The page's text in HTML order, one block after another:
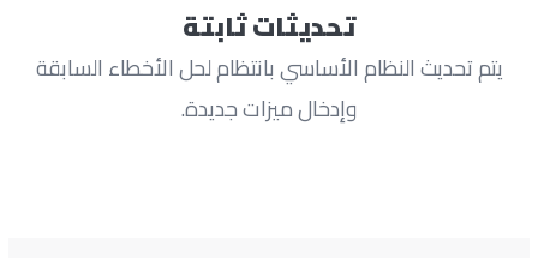
تحديثات ثابتة
يتم تحديث النظام الأساسي بانتظام لحل الأخطاء السابقة
وإدخال ميزات جديدة.